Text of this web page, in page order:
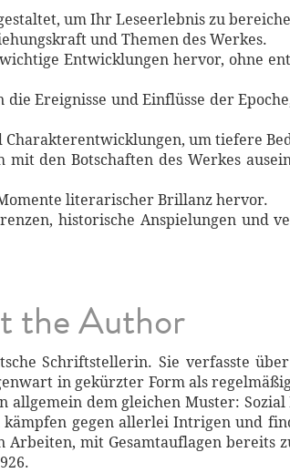
um Ihr Leseerlebnis zu
und Themen des Werkes.
Entwicklungen hervor, ohne
Ereignisse und Einflüsse der
um tiefere
den Botschaften des Werkes
literarischer Brillanz hervor.
historische Anspielungen und
the Author
Schriftstellerin. Sie verfasste
in gekürzter Form als
dem gleichen Muster:
gegen allerlei Intrigen und
mit Gesamtauflagen bereits